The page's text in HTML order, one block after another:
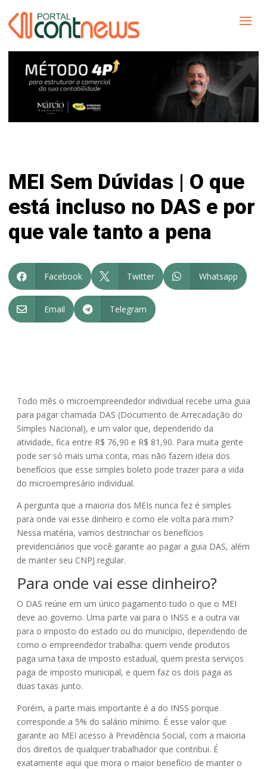
MEI Sem Dúvidas | O que
está incluso no DAS e por
que vale tanto a pena
 Facebook  Twitter  Whatsapp
 Email  Telegram
Todo mês o microempreendedor individual recebe uma guia
para pagar chamada DAS (Documento de Arrecadação do
Simples Nacional), e um valor que, dependendo da
atividade, fica entre R$ 76,90 e R$ 81,90. Para muita gente
pode ser só mais uma conta, mas não fazem ideia dos
benefícios que esse simples boleto pode trazer para a vida
do microempresário individual.
A pergunta que a maioria dos MEIs nunca fez é simples
para onde vai esse dinheiro e como ele volta para mim?
Nessa matéria, vamos destrinchar os benefícios
previdenciários que você garante ao pagar a guia DAS, além
de manter seu CNPJ regular.
Para onde vai esse dinheiro?
O DAS reúne em um único pagamento tudo o que o MEI
deve ao governo. Uma parte vai para o INSS e a outra vai
para o imposto do estado ou do município, dependendo de
como o empreendedor trabalha: quem vende produtos
paga uma taxa de imposto estadual, quem presta serviços
paga de imposto municipal, e quem faz os dois paga as
duas taxas junto.
Porém, a parte mais importante é a do INSS porque
corresponde a 5% do salário mínimo. É esse valor que
garante ao MEI acesso à Previdência Social, com a maioria
dos direitos de qualquer trabalhador que contribui. É
exatamente aqui que mora o maior benefício de manter o